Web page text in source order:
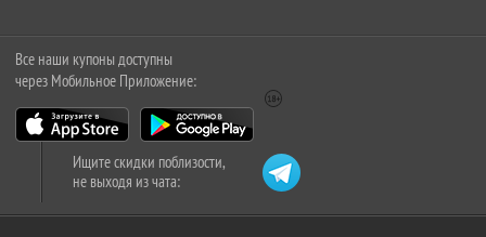
Все наши купоны доступны
через Мобильное Приложение:
Ищите скидки поблизости,
не выходя из чата: